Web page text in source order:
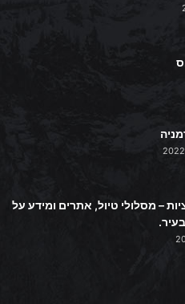
– מסלולי טיול, אתרים ומידע על